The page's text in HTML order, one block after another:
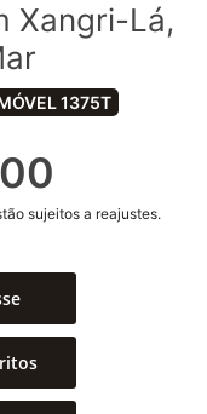
Xangri-Lá,
1375T
sujeitos a reajustes.